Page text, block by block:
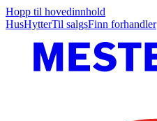
Hopp til hovedinnhold
HusHytterTil salgsFinn forhandler